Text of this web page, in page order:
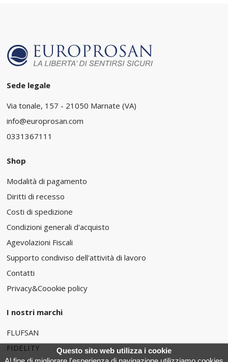
Questo sito web utilizza i cookie
Sede legale
Via tonale, 157 - 21050 Marnate (VA)
info@europrosan.com
0331367111
Shop
Modalità di pagamento
Diritti di recesso
Costi di spedizione
Condizioni generali d'acquisto
Agevolazioni Fiscali
Supporto condiviso dell'attività di lavoro
Contatti
Privacy&Coookie policy
I nostri marchi
FLUFSAN
FIDELITY